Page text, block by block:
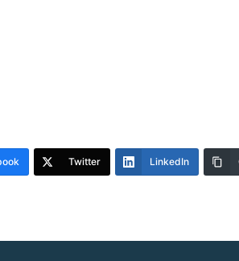
Twitter LinkedIn